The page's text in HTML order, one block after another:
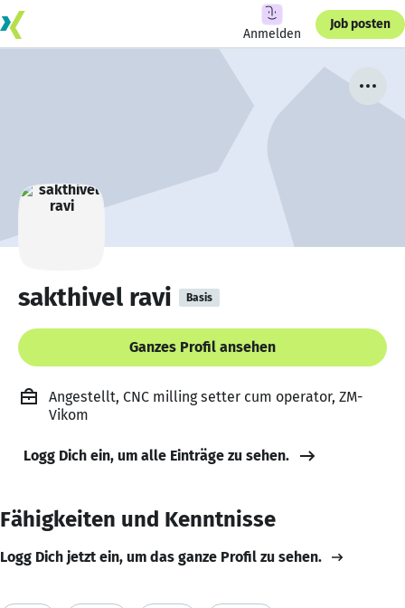
Anmelden
Job posten
sakthivel ravi Basis
Ganzes Profil ansehen
Angestellt, CNC milling setter cum operator, ZM-
Vikom
Logg Dich ein, um alle Einträge zu sehen.
Fähigkeiten und Kenntnisse
Logg Dich jetzt ein, um das ganze Profil zu sehen.